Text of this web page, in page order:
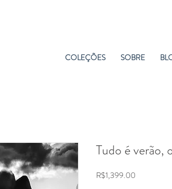
COLEÇÕES SOBRE
Tudo é verão,
R$1,399.00